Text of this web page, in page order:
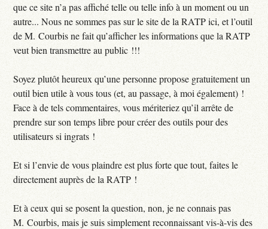
que ce site n’a pas affiché telle ou telle info à un moment ou un
autre... Nous ne sommes pas sur le site de la RATP ici, et l’outil
de M. Courbis ne fait qu’afficher les informations que la RATP
veut bien transmettre au public !!!
Soyez plutôt heureux qu’une personne propose gratuitement un
outil bien utile à vous tous (et, au passage, à moi également) !
Face à de tels commentaires, vous mériteriez qu’il arrête de
prendre sur son temps libre pour créer des outils pour des
utilisateurs si ingrats !
Et si l’envie de vous plaindre est plus forte que tout, faites le
directement auprès de la RATP !
Et à ceux qui se posent la question, non, je ne connais pas
M. Courbis, mais je suis simplement reconnaissant vis-à-vis des